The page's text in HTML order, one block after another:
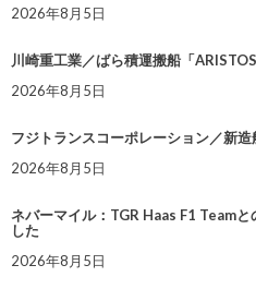
2026年8月5日
川崎重工業／ばら積運搬船「
2026年8月5日
フジトランスコーポレーション／新
2026年8月5日
ネバーマイル：TGR Haas F1 Team
した
2026年8月5日